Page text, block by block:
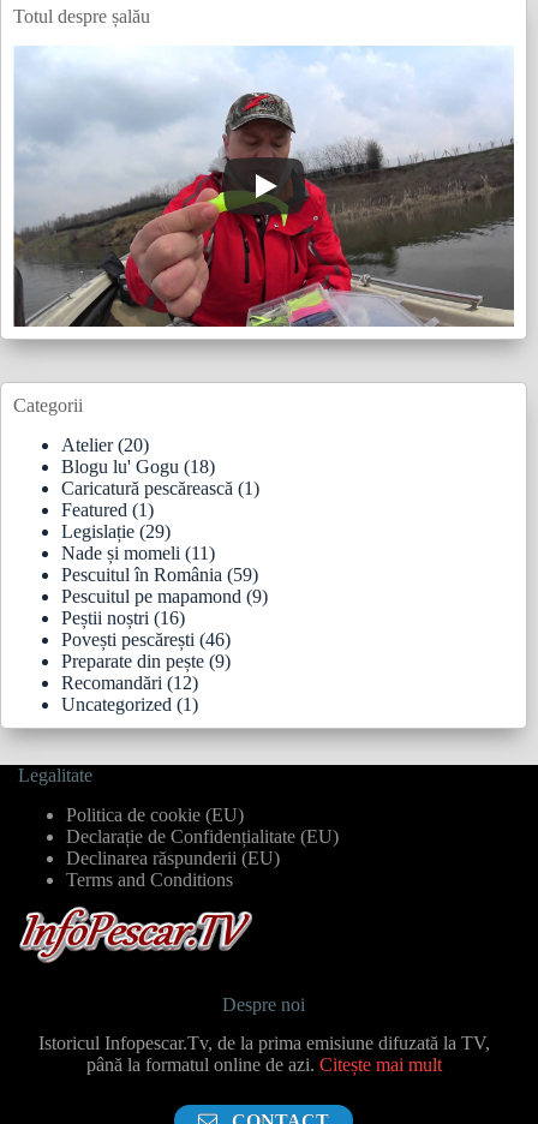
Totul despre șalău
Categorii
Atelier(20)
Blogu lu' Gogu (18)
Caricatură pescărească (1)
Featured (1)
Legislație (29)
Nade și momeli (11)
Pescuitul în România (59)
Pescuitul pe mapamond (9)
Peștii noștri (16)
Povești pescărești (46)
Preparate din pește (9)
Recomandări (12)
Uncategorized (1)
Legalitate
Politica de cookie (EU)
Declarație de Confidențialitate (EU)
Declinarea răspunderii (EU)
Terms and Conditions
Despre noi
Istoricul Infopescar.Tv, de la prima emisiune difuzată la TV,
până la formatul online de azi. Citește mai mult